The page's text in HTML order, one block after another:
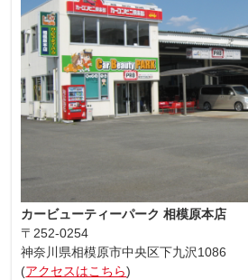
カービューティーパーク 相模原本店
〒252-0254
神奈川県相模原市中央区下九沢1086
(アクセスはこちら)